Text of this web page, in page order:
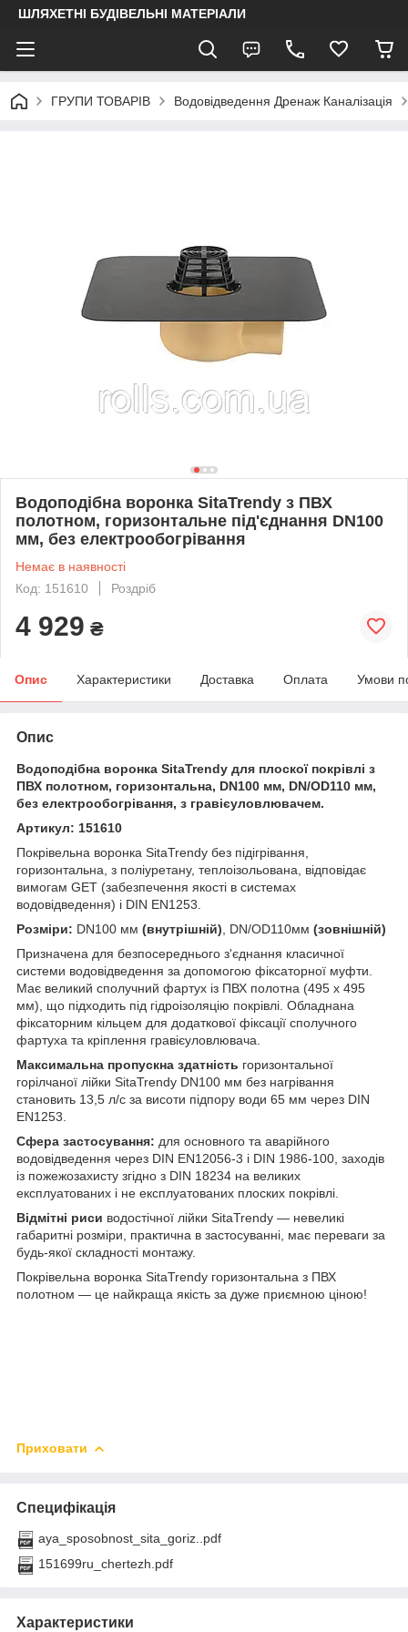
ШЛЯХЕТНІ БУДІВЕЛЬНІ МАТЕРІАЛИ
ГРУПИ ТОВАРІВ Водовідведення Дренаж Каналізація
Водоподібна воронка SitaTrendy з ПВХ
полотном, горизонтальне під'єднання DN100
мм, без електрообогрівання
Немає в наявності
Код: 151610
Роздріб
4 929 ₴
Опис Характеристики Доставка Оплата Умови
Опис
Водоподібна воронка SitaTrendy для плоскої покрівлі з
ПВХ полотном, горизонтальна, DN100 мм, DN/OD110 мм,
без електрообогрівання, з гравієуловлювачем.
Артикул: 151610
Покрівельна воронка SitaTrendy без підігрівання,
горизонтальна, з поліуретану, теплоізольована, відповідає
вимогам GET (забезпечення якості в системах
водовідведення) і DIN EN1253.
Розміри: DN100 мм (внутрішній) , DN/OD110мм (зовнішній)
Призначена для безпосереднього з'єднання класичної
системи водовідведення за допомогою фіксаторної муфти.
Має великий сполучний фартух із ПВХ полотна (495 х 495
мм), що підходить під гідроізоляцію покрівлі. Обладнана
фіксаторним кільцем для додаткової фіксації сполучного
фартуха та кріплення гравієуловлювача.
Максимальна пропускна здатність горизонтальної
горілчаної лійки SitaTrendy DN100 мм без нагрівання
становить 13,5 л/с за висоти підпору води 65 мм через DIN
EN1253.
Сфера застосування: для основного та аварійного
водовідведення через DIN EN12056-3 і DIN 1986-100, заходів
із пожежозахисту згідно з DIN 18234 на великих
експлуатованих і не експлуатованих плоских покрівлі.
Відмітні риси водостічної лійки SitaTrendy — невеликі
габаритні розміри, практична в застосуванні, має переваги за
будь-якої складності монтажу.
Покрівельна воронка SitaTrendy горизонтальна з ПВХ
полотном — це найкраща якість за дуже приємною ціною!
Приховати
Специфікація
aya_sposobnost_sita_goriz..pdf
151699ru_chertezh.pdf
Характеристики